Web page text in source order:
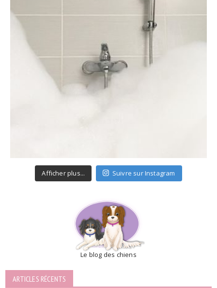
Afficher plus... Suivre sur Instagram
Le blog des chiens
ARTICLES RÉCENTS